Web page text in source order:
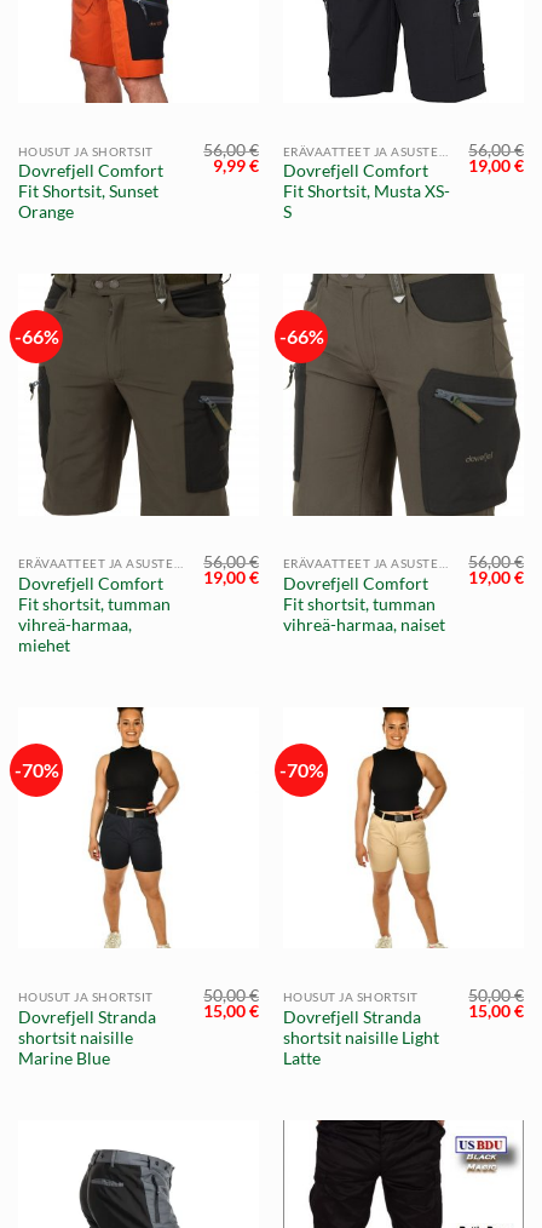
HOUSUT JA SHORTSIT
Dovrefjell Comfort
Fit Shortsit, Sunset
Orange
56,00€
Alkuperäinen
hinta
9,99€Nykyinen
hinta
9,99 €.
Dovrefjell Comfort
Fit Shortsit, Musta XS-
S
56,00€
hinta
19,00€
-66%
Dovrefjell Comfort
Fit shortsit, tumman
vihreä-harmaa,
miehet
56,00€
Alkuperäinen
hinta
19,00€Nykyinen
hinta
19,00 €.
-66%
Dovrefjell Comfort
Fit shortsit, tumman
vihreä-harmaa, naiset
56,00€
hinta
19,00€
-70%
HOUSUT JA SHORTSIT
Dovrefjell Stranda
shortsit naisille
Marine Blue
50,00€
Alkuperäinen
hinta
15,00€Nykyinen
hinta
15,00 €.
-70%
HOUSUT JA SHORTSIT
Dovrefjell Stranda
shortsit naisille Light
Latte
50,00€
hinta
15,00€